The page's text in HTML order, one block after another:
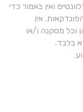
ואין באמור כדי
אין
מסקנה ו/או
בלבד.